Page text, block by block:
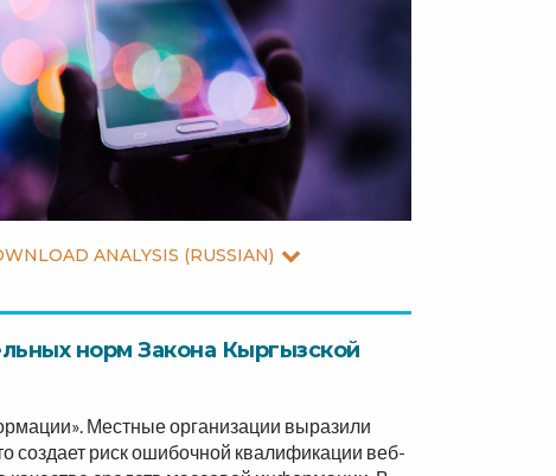
ANALYSIS (RUSSIAN)
норм Закона Кыргызской
Местные организации выразили
создает риск ошибочной квалификации веб-